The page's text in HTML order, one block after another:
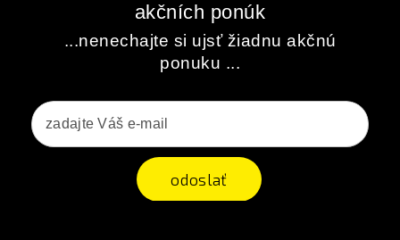
akčních ponúk
...nenechajte si ujsť žiadnu akčnú
ponuku ...
odoslať